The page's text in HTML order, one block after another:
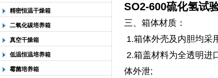
精密恒温干燥箱
二氧化碳培养箱
真空干燥箱
低温恒温培养箱
霉菌培养箱
SO2-600硫化氢试
三、箱体材质：
1.箱体外壳及内胆均采
2.箱盖材料为全透明进
体外泄;